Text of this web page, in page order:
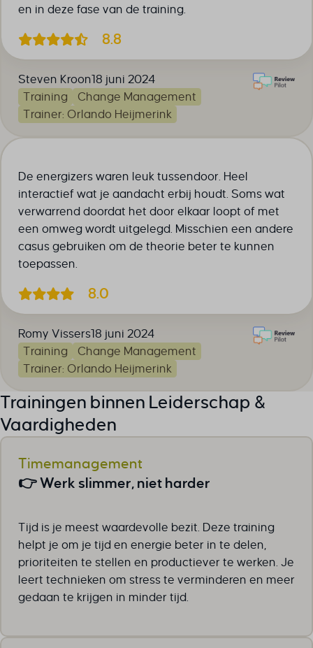
en in deze fase van de training.
8.8
Steven Kroon18 juni 2024
Training
Change Management
Trainer: Orlando Heijmerink
De energizers waren leuk tussendoor. Heel
interactief wat je aandacht erbij houdt. Soms wat
verwarrend doordat het door elkaar loopt of met
een omweg wordt uitgelegd. Misschien een andere
casus gebruiken om de theorie beter te kunnen
toepassen.
8.0
Romy Vissers18 juni 2024
Training
Change Management
Trainer: Orlando Heijmerink
Trainingen binnen Leiderschap &
Vaardigheden
Timemanagement
👉 Werk slimmer, niet harder
Tijd is je meest waardevolle bezit. Deze training
helpt je om je tijd en energie beter in te delen,
prioriteiten te stellen en productiever te werken. Je
leert technieken om stress te verminderen en meer
gedaan te krijgen in minder tijd.